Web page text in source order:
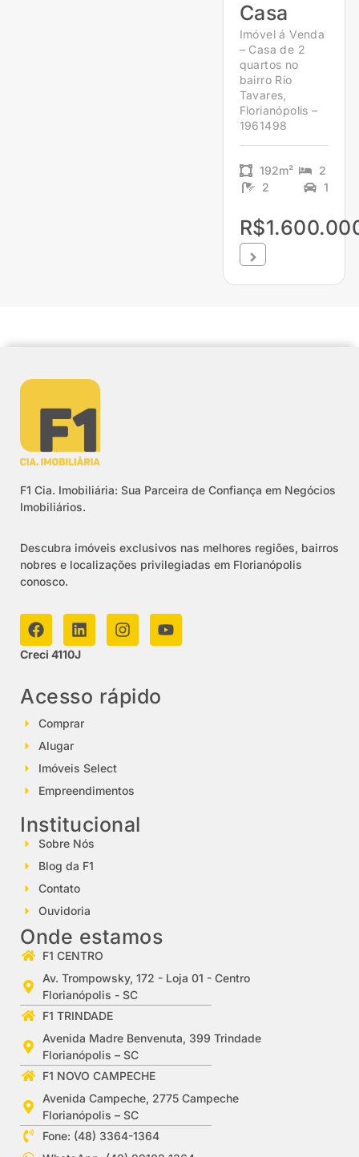
Casa
Imóvel á Venda
– Casa de 2
quartos no
bairro Rio
Tavares,
Florianópolis –
1961498
192m²
2
2
1
F1 Cia. Imobiliária: Sua Parceira de Confiança em Negócios
Imobiliários.
Descubra imóveis exclusivos nas melhores regiões, bairros
nobres e localizações privilegiadas em Florianópolis
conosco.
Creci 4110J
Acesso rápido
Comprar
Alugar
Imóveis Select
Empreendimentos
Institucional
Sobre Nós
Blog da F1
Contato
Ouvidoria
Onde estamos
F1 CENTRO
Av. Trompowsky, 172 - Loja 01 - Centro
Florianópolis - SC
F1 TRINDADE
Avenida Madre Benvenuta, 399 Trindade
Florianópolis – SC
F1 NOVO CAMPECHE
Avenida Campeche, 2775 Campeche
Florianópolis – SC
Fone: (48) 3364-1364